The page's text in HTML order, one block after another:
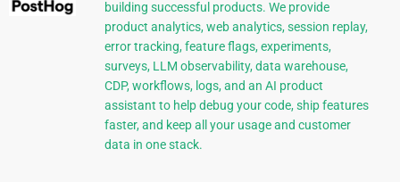
building successful products. We provide
product analytics, web analytics, session replay,
error tracking, feature flags, experiments,
surveys, LLM observability, data warehouse,
CDP, workflows, logs, and an AI product
assistant to help debug your code, ship features
faster, and keep all your usage and customer
data in one stack.